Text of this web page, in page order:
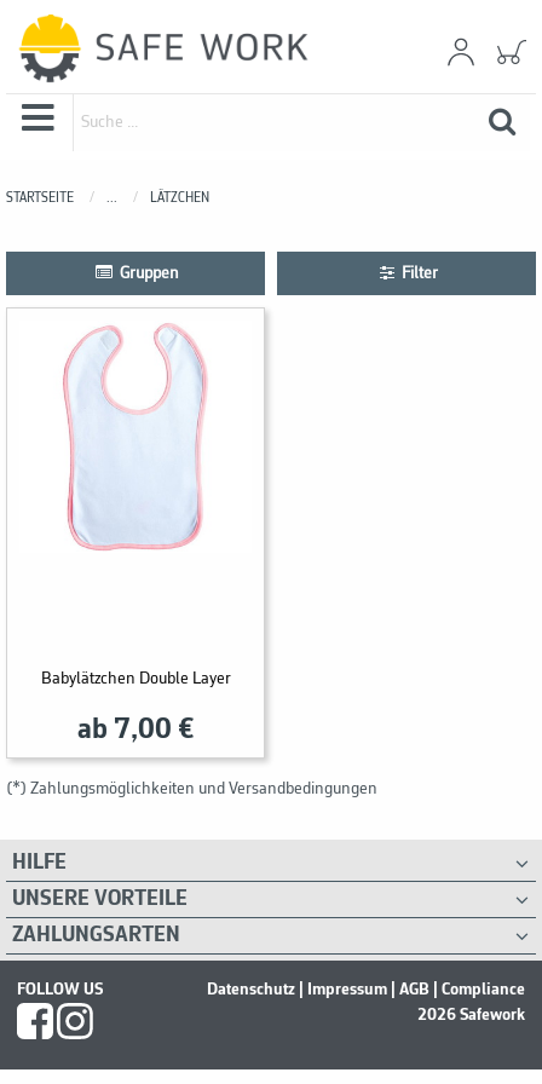
STARTSEITE ... LÄTZCHEN
Gruppen Filter
Babylätzchen Double Layer
ab 7,00 €
(*) Zahlungsmöglichkeiten und Versandbedingungen
HILFE
UNSERE VORTEILE
ZAHLUNGSARTEN
FOLLOW US Datenschutz Impressum AGB
Compliance
2026 Safework